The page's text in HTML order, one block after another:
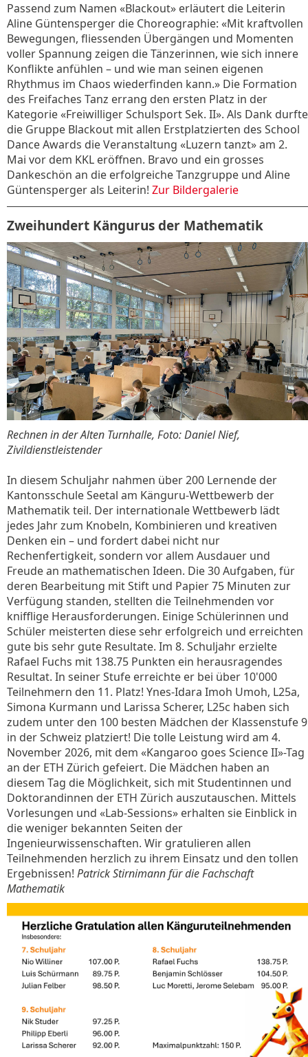
Passend zum Namen «Blackout» erläutert die Leiterin
Aline Güntensperger die Choreographie: «Mit kraftvollen
Bewegungen, fliessenden Übergängen und Momenten
voller Spannung zeigen die Tänzerinnen, wie sich innere
Konflikte anfühlen – und wie man seinen eigenen
Rhythmus im Chaos wiederfinden kann.» Die Formation
des Freifaches Tanz errang den ersten Platz in der
Kategorie «Freiwilliger Schulsport Sek. II». Als Dank durfte
die Gruppe Blackout mit allen Erstplatzierten des School
Dance Awards die Veranstaltung «Luzern tanzt» am 2.
Mai vor dem KKL eröffnen. Bravo und ein grosses
Dankeschön an die erfolgreiche Tanzgruppe und Aline
Güntensperger als Leiterin! Zur Bildergalerie
Zweihundert Kängurus der Mathematik
Rechnen in der Alten Turnhalle, Foto: Daniel Nief,
Zivildienstleistender
In diesem Schuljahr nahmen über 200 Lernende der
Kantonsschule Seetal am Känguru-Wettbewerb der
Mathematik teil. Der internationale Wettbewerb lädt
jedes Jahr zum Knobeln, Kombinieren und kreativen
Denken ein – und fordert dabei nicht nur
Rechenfertigkeit, sondern vor allem Ausdauer und
Freude an mathematischen Ideen. Die 30 Aufgaben, für
deren Bearbeitung mit Stift und Papier 75 Minuten zur
Verfügung standen, stellten die Teilnehmenden vor
knifflige Herausforderungen. Einige Schülerinnen und
Schüler meisterten diese sehr erfolgreich und erreichten
gute bis sehr gute Resultate. Im 8. Schuljahr erzielte
Rafael Fuchs mit 138.75 Punkten ein herausragendes
Resultat. In seiner Stufe erreichte er bei über 10'000
Teilnehmern den 11. Platz! Ynes-Idara Imoh Umoh, L25a,
Simona Kurmann und Larissa Scherer, L25c haben sich
zudem unter den 100 besten Mädchen der Klassenstufe 9
in der Schweiz platziert! Die tolle Leistung wird am 4.
November 2026, mit dem «Kangaroo goes Science II»-Tag
an der ETH Zürich gefeiert. Die Mädchen haben an
diesem Tag die Möglichkeit, sich mit Studentinnen und
Doktorandinnen der ETH Zürich auszutauschen. Mittels
Vorlesungen und «Lab-Sessions» erhalten sie Einblick in
die weniger bekannten Seiten der
Ingenieurwissenschaften. Wir gratulieren allen
Teilnehmenden herzlich zu ihrem Einsatz und den tollen
Ergebnissen! Patrick Stirnimann für die Fachschaft
Mathematik